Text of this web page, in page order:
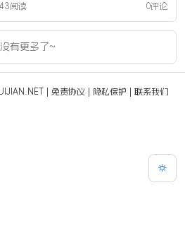
阅读 0评论
没有更多了~
免责协议 隐私保护 联系我们